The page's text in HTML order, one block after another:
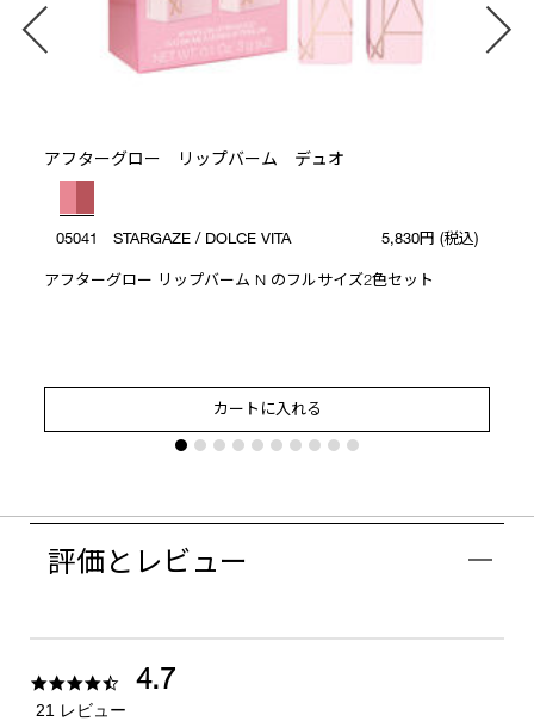
アフターグロー リップバーム デュオ
05041 STARGAZE / DOLCE VITA 5,830円 (税込)
アフターグロー リップバーム N のフルサイズ2色セット
カートに入れる
評価とレビュー
4.74.7
21 レビュー